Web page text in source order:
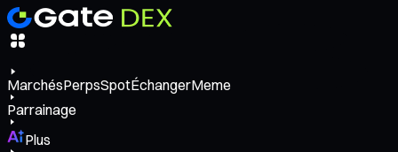
MarchésPerpsSpotÉchangerMeme
Parrainage
Plus